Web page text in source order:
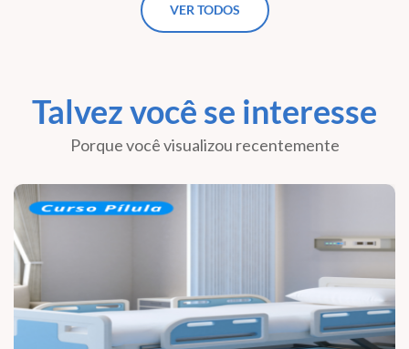
VER TODOS
Talvez você se interesse
Porque você visualizou recentemente